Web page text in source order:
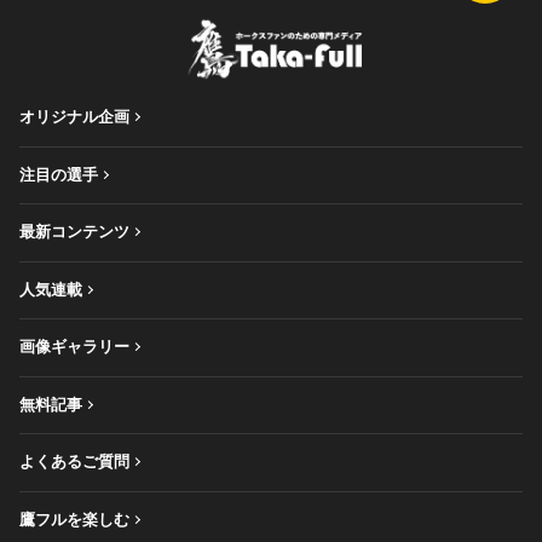
オリジナル企画
注目の選手
最新コンテンツ
人気連載
画像ギャラリー
無料記事
よくあるご質問
鷹フルを楽しむ